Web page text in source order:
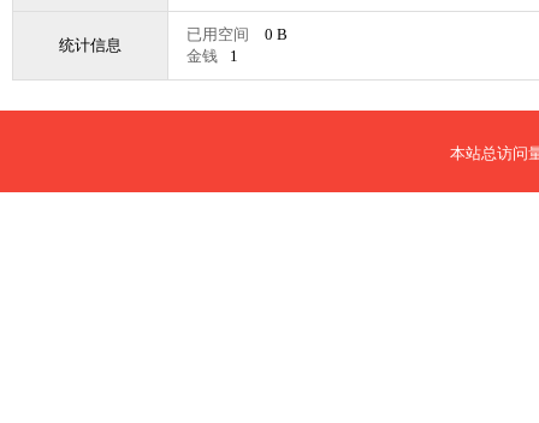
统计信息
已用空间
0 B
金钱
1
本站总访问